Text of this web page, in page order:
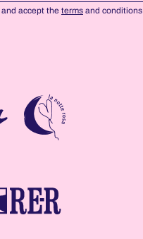
accept the terms and conditions